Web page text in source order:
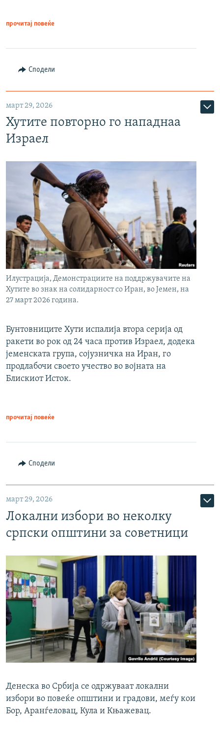
прочитај повеќе
Сподели
март 29, 2026
Хутите повторно го нападнаа
Израел
Илустрација, Демонстрациите на поддржувачите на
Хутите во знак на солидарност со Иран, во Јемен, на
27 март 2026 година.
Бунтовниците Хути испалија втора серија од
ракети во рок од 24 часа против Израел, додека
јеменската група, сојузничка на Иран, го
продлабочи своето учество во војната на
Блискиот Исток.
прочитај повеќе
Сподели
март 29, 2026
Локални избори во неколку
српски општини за советници
Денеска во Србија се одржуваат локални
избори во повеќе општини и градови, меѓу кои
Бор, Аранѓеловац, Кула и Књажевац.